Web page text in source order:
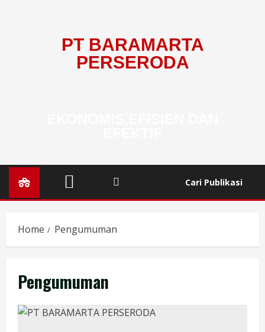
PT BARAMARTA
PERSERODA
Cari Publikasi
Home Pengumuman
Pengumuman